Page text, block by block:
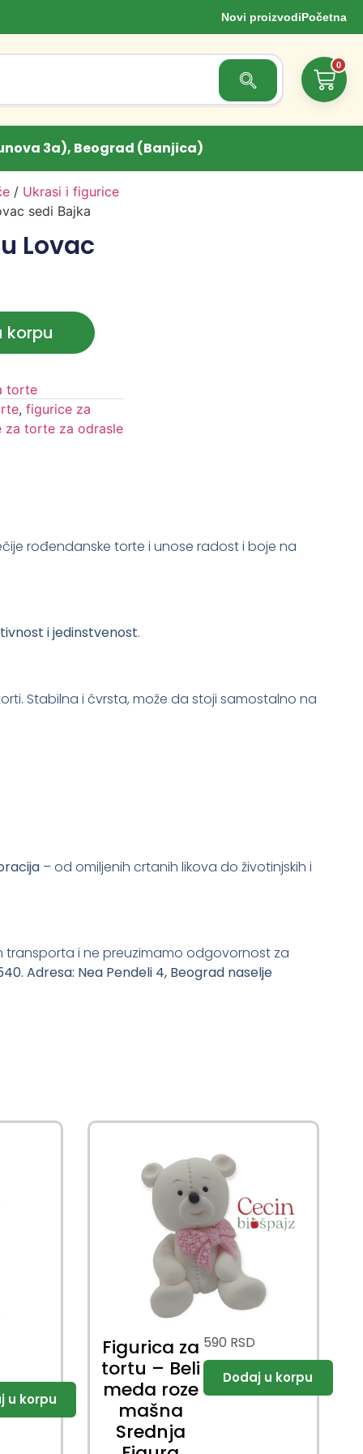
Novi proizvodiPočetna
Search Button
0
3a), Beograd (Banjica)
/ Ukrasi i figurice
sedi Bajka
Lovac
korpu
torte
, figurice za
za torte za odrasle
rođendanske torte i unose radost i boje na
i jedinstvenost.
Stabilna i čvrsta, može da stoji samostalno na
– od omiljenih crtanih likova do životinjskih i
i ne preuzimamo odgovornost za
Adresa: Nea Pendeli 4, Beograd naselje
Figurica za
tortu – Beli
meda roze
mašna
Srednja
590 RSD